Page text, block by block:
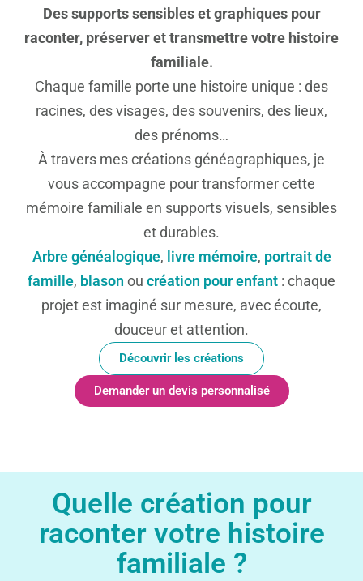
Des supports sensibles et graphiques pour
raconter, préserver et transmettre votre histoire
familiale.
Chaque famille porte une histoire unique : des
racines, des visages, des souvenirs, des lieux,
des prénoms…
À travers mes créations généagraphiques, je
vous accompagne pour transformer cette
mémoire familiale en supports visuels, sensibles
et durables.
Arbre généalogique, livre mémoire, portrait de
famille, blason ou création pour enfant : chaque
projet est imaginé sur mesure, avec écoute,
douceur et attention.
Découvrir les créations
Demander un devis personnalisé
Quelle création pour
raconter votre histoire
familiale ?